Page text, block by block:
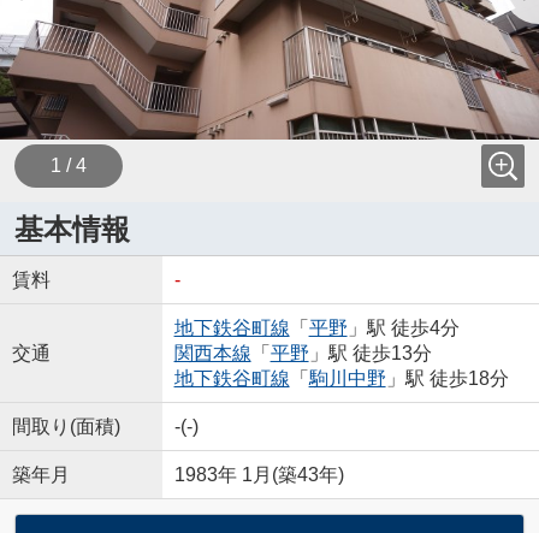
1 / 4
基本情報
賃料 -
交通
地下鉄谷町線 「 平野 」駅 徒歩4分
関西本線 「 平野 」駅 徒歩13分
地下鉄谷町線 「 駒川中野 」駅 徒歩18分
間取り(面積) -(-)
築年月 1983年 1月(築43年)